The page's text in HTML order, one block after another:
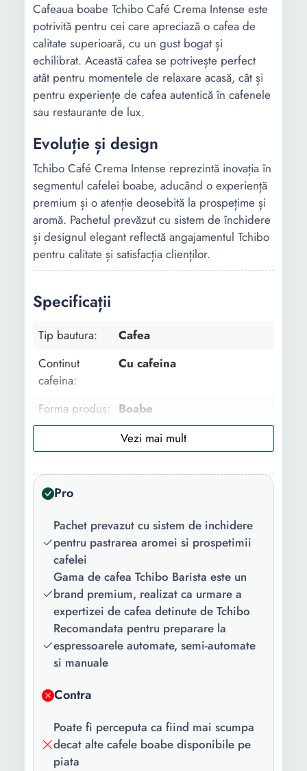
Cafeaua boabe Tchibo Café Crema Intense este
potrivită pentru cei care apreciază o cafea de
calitate superioară, cu un gust bogat și
echilibrat. Această cafea se potrivește perfect
atât pentru momentele de relaxare acasă, cât și
pentru experiențe de cafea autentică în cafenele
sau restaurante de lux.
Evoluție și design
Tchibo Café Crema Intense reprezintă inovația în
segmentul cafelei boabe, aducând o experiență
premium și o atenție deosebită la prospețime și
aromă. Pachetul prevăzut cu sistem de închidere
și designul elegant reflectă angajamentul Tchibo
pentru calitate și satisfacția clienților.
Specificații
Tip bautura:
Cafea
Continut
cafeina:
Cu cafeina
Forma produs:
Boabe
Ciocolata
Pro
Pachet prevazut cu sistem de inchidere
pentru pastrarea aromei si prospetimii
cafelei
Gama de cafea Tchibo Barista este un
brand premium, realizat ca urmare a
expertizei de cafea detinute de Tchibo
Recomandata pentru preparare la
espressoarele automate, semi-automate
si manuale
Contra
Poate fi perceputa ca fiind mai scumpa
decat alte cafele boabe disponibile pe
piata